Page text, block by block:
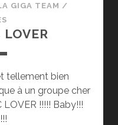
GIGA TEAM /
LOVER
tellement bien
à un groupe cher
!!!!! Baby!!!